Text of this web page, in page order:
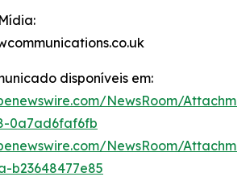
disponíveis em:
NewsRoom/
0a7ad6faf6fb
NewsRoom/
b23648477e85